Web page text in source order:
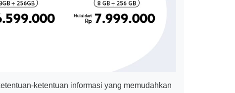
ketentuan informasi yang memudahkan